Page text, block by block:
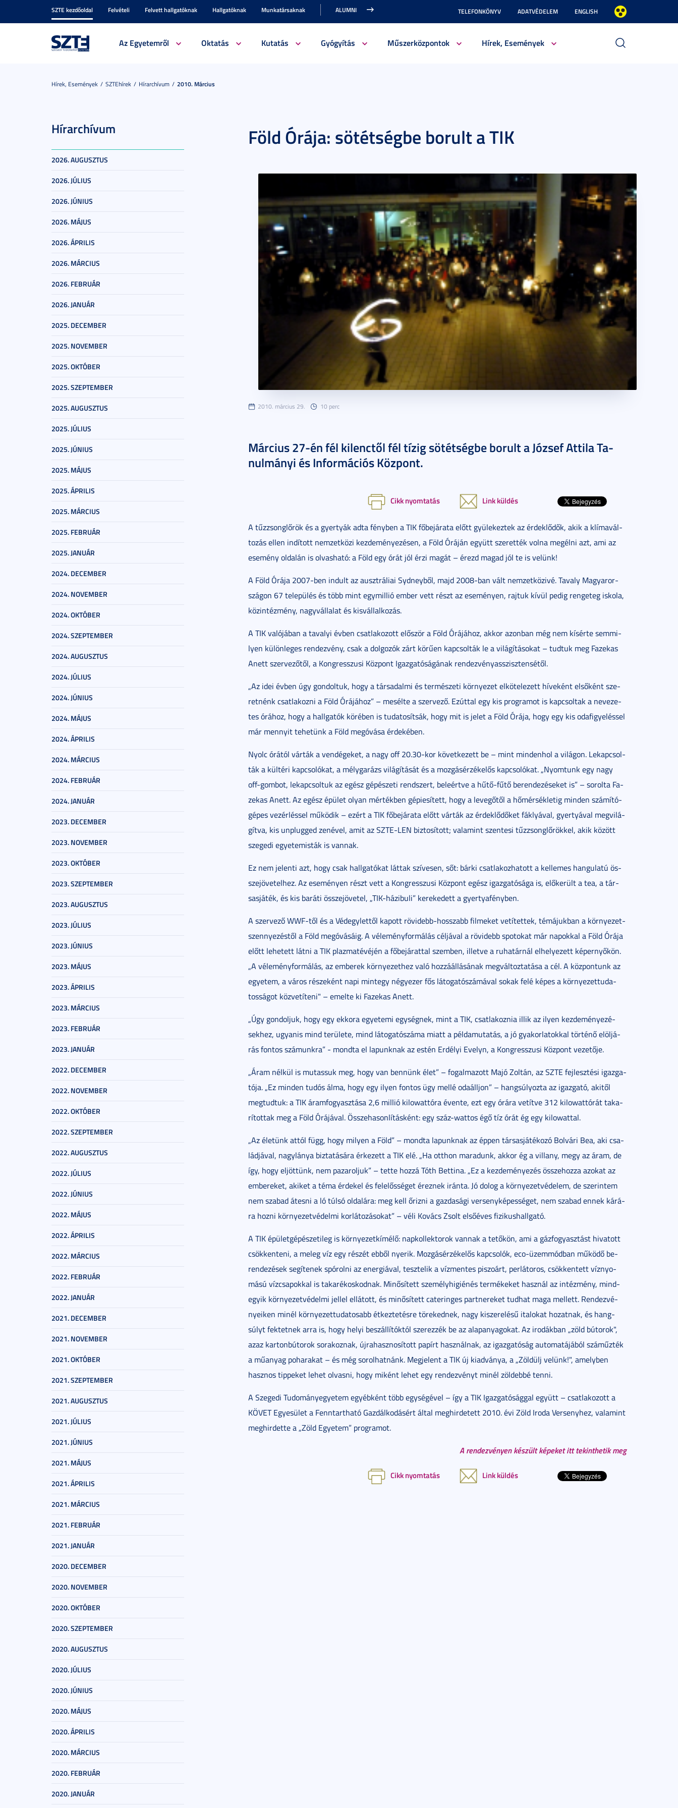
SZTE kezdőoldal Felvételi Felvett hallgatóknak Hallgatóknak Munkatársaknak ALUMNI TELEFONKÖNYV ADATVÉDELEM ENGLISH
Az Egyetemről Oktatás Kutatás Gyógyítás Műszerközpontok Hírek, Események
Hírek, Események SZTEhírek Hírarchívum 2010. Március
Hírarchívum
2026. AUGUSZTUS
2026. JÚLIUS
2026. JÚNIUS
2026. MÁJUS
2026. ÁPRILIS
2026. MÁRCIUS
2026. FEBRUÁR
2026. JANUÁR
2025. DECEMBER
2025. NOVEMBER
2025. OKTÓBER
2025. SZEPTEMBER
2025. AUGUSZTUS
2025. JÚLIUS
2025. JÚNIUS
2025. MÁJUS
2025. ÁPRILIS
2025. MÁRCIUS
2025. FEBRUÁR
2025. JANUÁR
2024. DECEMBER
2024. NOVEMBER
2024. OKTÓBER
2024. SZEPTEMBER
2024. AUGUSZTUS
2024. JÚLIUS
2024. JÚNIUS
2024. MÁJUS
2024. ÁPRILIS
2024. MÁRCIUS
2024. FEBRUÁR
2024. JANUÁR
2023. DECEMBER
2023. NOVEMBER
2023. OKTÓBER
2023. SZEPTEMBER
2023. AUGUSZTUS
2023. JÚLIUS
2023. JÚNIUS
2023. MÁJUS
2023. ÁPRILIS
2023. MÁRCIUS
2023. FEBRUÁR
2023. JANUÁR
2022. DECEMBER
2022. NOVEMBER
2022. OKTÓBER
2022. SZEPTEMBER
2022. AUGUSZTUS
2022. JÚLIUS
2022. JÚNIUS
2022. MÁJUS
2022. ÁPRILIS
2022. MÁRCIUS
2022. FEBRUÁR
2022. JANUÁR
2021. DECEMBER
2021. NOVEMBER
2021. OKTÓBER
2021. SZEPTEMBER
2021. AUGUSZTUS
2021. JÚLIUS
2021. JÚNIUS
2021. MÁJUS
2021. ÁPRILIS
2021. MÁRCIUS
2021. FEBRUÁR
2021. JANUÁR
2020. DECEMBER
2020. NOVEMBER
2020. OKTÓBER
2020. SZEPTEMBER
2020. AUGUSZTUS
2020. JÚLIUS
2020. JÚNIUS
2020. MÁJUS
2020. ÁPRILIS
2020. MÁRCIUS
2020. FEBRUÁR
2020. JANUÁR
Föld Órája: sötétségbe borult a TIK
2010. március 29. 10 perc
Már­ci­us 27-én fél ki­lenc­től fél tí­zig sö­tét­ség­be bo­rult a Jó­zsef At­ti­la Ta­
nul­má­nyi és In­for­má­ci­ós Köz­pont.
Cikk nyomtatás Link küldés
A tűz­zsong­lő­rök és a gyer­tyák ad­ta fény­ben a TIK fő­be­já­ra­ta előtt gyü­le­kez­tek az ér­dek­lő­dők, akik a klí­ma­vál­
to­zás el­len in­dí­tott nem­zet­kö­zi kez­de­mé­nye­zé­sen, a Föld Órá­ján együtt sze­ret­ték vol­na meg­él­ni azt, ami az
esemény ol­da­lán is ol­vas­ha­tó: a Föld egy órát jól ér­zi ma­gát – érezd ma­gad jól te is ve­lünk!
A Föld Órá­ja 2007-ben in­dult az auszt­rá­li­ai Syd­ney­ből, majd 2008-ban vált nem­zet­kö­zi­vé. Ta­valy Ma­gyar­or­
szá­gon 67 te­le­pü­lés és több mint egy­mil­lió em­ber vett részt az ese­mé­nyen, raj­tuk kí­vül pe­dig ren­ge­teg is­ko­la,
köz­in­téz­mény, nagy­vál­la­lat és kis­vál­lal­ko­zás.
A TIK va­ló­já­ban a ta­va­lyi év­ben csat­la­ko­zott elő­ször a Föld Órá­já­hoz, ak­kor azon­ban még nem kí­sér­te sem­mi­
lyen kü­lön­le­ges ren­dez­vény, csak a dol­go­zók zárt kö­rű­en kap­csol­ták le a vi­lá­gí­tá­so­kat – tud­tuk meg Fa­ze­kas
Anett szer­ve­ző­től, a Kong­res­­szu­si Köz­pont Igaz­ga­tó­sá­gá­nak ren­dez­vény­as­­szisz­ten­sé­től.
„Az idei év­ben úgy gon­dol­tuk, hogy a tár­sa­dal­mi és ter­mé­sze­ti kör­nye­zet el­kö­te­le­zett hí­ve­ként el­ső­ként sze­
ret­nénk csat­la­koz­ni a Föld Órá­já­hoz” – me­sél­te a szer­ve­ző. Ez­út­tal egy kis prog­ra­mot is kap­csol­tak a ne­ve­ze­
tes órá­hoz, hogy a hall­ga­tók kö­ré­ben is tu­da­to­sít­sák, hogy mit is je­let a Föld Órá­ja, hogy egy kis oda­fi­gye­lés­sel
már men­­nyit te­he­tünk a Föld meg­óvá­sa ér­de­ké­ben.
Nyolc órá­tól vár­ták a ven­dé­ge­ket, a nagy off 20.30-kor kö­vet­ke­zett be – mint min­den­hol a vi­lá­gon. Le­kap­csol­
ták a kül­té­ri kap­cso­ló­kat, a mély­ga­rázs vi­lá­gí­tá­sát és a moz­gás­ér­zé­ke­lős kap­cso­ló­kat. „Nyom­tunk egy nagy
off-­gom­bot, le­kap­csol­tuk az egész gé­pé­sze­ti rend­szert, be­le­ért­ve a hű­tő-fű­tő be­ren­de­zé­se­ket is” – so­rol­ta Fa­
ze­kas Anet­t. Az egész épü­let olyan mér­ték­ben gé­pi­e­sí­tett, hogy a le­ve­gő­től a hő­mér­sék­le­tig min­den szá­mí­tó­
gé­pes ve­zér­lés­sel mű­kö­dik – ezért a TIK fő­be­já­ra­ta előtt vár­ták az ér­dek­lő­dő­ket fák­lyá­val, gyer­tyá­val meg­vi­lá­
gít­va, kis unplugged ze­né­vel, amit az SZTE-LEN biz­to­sí­tott; va­la­mint szentesi tűz­zsong­lő­rök­kel, akik között
szegedi egye­te­mis­ták is vannak.
Ez nem je­len­ti azt, hogy csak hall­ga­tó­kat lát­tak szí­ve­sen, sőt: bár­ki csat­la­koz­ha­tott a kel­le­mes han­gu­la­tú ös­­
sze­jö­ve­tel­hez. Az ese­mé­nyen részt vett a Kong­res­­szu­si Köz­pont egész igaz­ga­tó­sá­ga is, elő­ke­rült a tea, a tár­
sas­já­ték, és kis ba­rá­ti össze­jö­ve­tel, „TIK-házibuli” ke­re­ke­dett a gyer­tya­fény­ben.
A szer­ve­ző WWF-től és a Véd­egy­let­től ka­pott rö­vi­debb-hosszabb fil­me­ket ve­tí­tet­tek, té­má­juk­ban a kör­nye­zet­
szen­­nye­zés­től a Föld meg­óvá­sá­ig. A vé­le­mény­for­má­lás cél­já­val a rö­vi­debb spo­tokat már na­pok­kal a Föld Órá­ja
előtt le­he­tett lát­ni a TIK plaz­ma­té­vé­jén a fő­be­já­rat­tal szem­ben, il­let­ve a ru­ha­tár­nál el­he­lye­zett kép­er­nyő­kön.
„A vé­le­mény­for­má­lás, az em­be­rek kör­nye­zet­hez va­ló hoz­zá­ál­lá­sá­nak meg­vál­toz­ta­tá­sa a cél. A köz­pon­tunk az
egye­tem, a vá­ros ré­sze­ként na­pi mintegy négyezer fős lá­to­ga­tó­szá­má­val so­kak fe­lé ké­pes a kör­nye­zet­tu­da­
tos­sá­got köz­ve­tí­te­ni" – emel­te ki Fa­ze­kas Anet­t.
„Úgy gon­dol­juk, hogy egy ek­ko­ra egye­te­mi egy­ség­nek, mint a TIK, csat­la­koz­nia il­lik az ilyen kez­de­mé­nye­zé­
sek­hez, ugyan­is mind te­rü­le­te, mind lá­to­ga­tó­szá­ma mi­att a pél­da­mu­ta­tás, a jó gya­kor­la­tok­kal tör­té­nő elöl­já­
rás fon­tos szá­munk­ra” - mond­ta el la­punk­nak az es­tén Er­dé­lyi Eve­lyn, a Kong­resszu­si Köz­pont ve­ze­tő­je.
„Áram nél­kül is mu­tas­suk meg, hogy van ben­nünk élet” – fo­gal­ma­zott Majó Zol­tán, az SZTE fej­lesz­té­si igaz­ga­
tó­ja. „Ez min­den tu­dós ál­ma, hogy egy ilyen fon­tos ügy mel­lé oda­áll­jon” – hang­sú­lyoz­ta az igaz­ga­tó, aki­től
meg­tud­tuk: a TIK áram­fo­gyasz­tá­sa 2,6 mil­lió ki­lo­watt­óra éven­te, ezt egy órá­ra ve­tít­ve 312 ki­lo­watt­órát ta­ka­
rí­tot­tak meg a Föld Órá­já­val. Ös­­sze­ha­son­lí­tás­ként: egy száz-wat­tos égő tíz órát ég egy ki­lo­wat­tal.
„Az éle­tünk at­tól függ, hogy mi­lyen a Föld” – mond­ta la­punk­nak az ép­pen tár­sas­já­té­ko­zó Bolvári Bea, aki csa­
lád­já­val, nagy­lá­nya biz­ta­tá­sá­ra ér­ke­zett a TIK elé. „Ha ott­hon ma­ra­dunk, ak­kor ég a vil­lany, megy az áram, de
így, hogy el­jöt­tünk, nem pa­za­rol­juk” – tet­te hoz­zá Tóth Bet­ti­na. „Ez a kez­de­mé­nye­zés ös­­sze­hoz­za azo­kat az
em­be­re­ket, aki­ket a té­ma ér­de­kel és fe­le­lős­sé­get érez­nek irán­ta. Jó do­log a kör­nye­zet­vé­de­lem, de sze­rin­tem
nem sza­bad át­es­ni a ló túl­só ol­da­lá­ra: meg kell őriz­ni a gaz­da­sá­gi ver­seny­ké­pes­sé­get, nem sza­bad en­nek ká­rá­
ra hoz­ni kör­nye­zet­vé­del­mi kor­lá­to­zá­so­kat” – vé­li Ko­vács Zsolt el­ső­éves fi­zi­kus­hall­ga­tó.
A TIK épü­let­gé­pé­sze­ti­leg is kör­nye­zet­kí­mé­lő: nap­kol­lek­tor­ok van­nak a te­tő­kön, ami a gáz­fo­gyasz­tást hi­va­tott
csök­ken­te­ni, a me­leg víz egy ré­szét eb­ből nye­rik. Moz­gás­ér­zé­ke­lős kap­cso­lók, eco-üzem­mód­ban mű­kö­dő be­
ren­de­zé­sek se­gí­te­nek spó­rol­ni az ener­gi­á­val, tesz­te­lik a víz­men­tes pi­szo­árt, per­lá­toros, csök­ken­tett víz­nyo­
má­sú víz­csap­ok­kal is ta­ka­ré­kos­kod­nak. Mi­nő­sí­tett szemé­ly­higiénés ter­mé­ke­ket hasz­nál az in­téz­mény, mind­
egyik kör­nye­zet­vé­del­mi jel­lel el­lá­tott, és mi­nő­sí­tett cateringes part­ne­re­ket tud­hat ma­ga mel­lett. Ren­dez­vé­
nye­i­ken mi­nél kör­nye­zet­tu­da­to­sabb ét­kez­te­tés­re tö­re­ked­nek, nagy ki­sze­re­lé­sű ita­lo­kat ho­zat­nak, és hang­
súlyt fektetnek ar­ra is, hogy he­lyi be­szál­lí­tók­tól sze­rez­zék be az alap­anya­go­kat. Az iro­dák­ban „zöld bú­to­rok",
az­az kar­ton­bú­to­rok so­ra­koz­nak, új­ra­hasz­no­sí­tott pa­pírt hasz­nál­nak, az igaz­ga­tó­ság au­to­ma­tá­já­ból szám­űz­ték
a mű­anyag po­ha­ra­kat – és még so­rol­hat­nánk. Meg­je­lent a TIK új ki­ad­vá­nya, a „Zöl­dülj ve­lünk!", amely­ben
hasz­nos tip­pe­ket le­het ol­vas­ni, hogy mi­ként le­het egy ren­dez­vényt mi­nél zöl­deb­bé ten­ni.
A Sze­ge­di Tu­do­mány­egye­tem egyéb­ként több egy­sé­gé­vel – így a TIK Igaz­ga­tó­ság­gal együtt – csat­la­ko­zott a
KÖ­VET Egye­sü­let a Fenn­tart­ha­tó Gaz­dál­ko­dá­sért ál­tal meg­hir­de­tett 2010. évi Zöld Iro­da Ver­seny­hez, va­la­mint
meg­hir­det­te a „Zöld Egye­tem” prog­ra­mot.
A rendezvényen készült képeket itt tekinthetik meg
Cikk nyomtatás Link küldés